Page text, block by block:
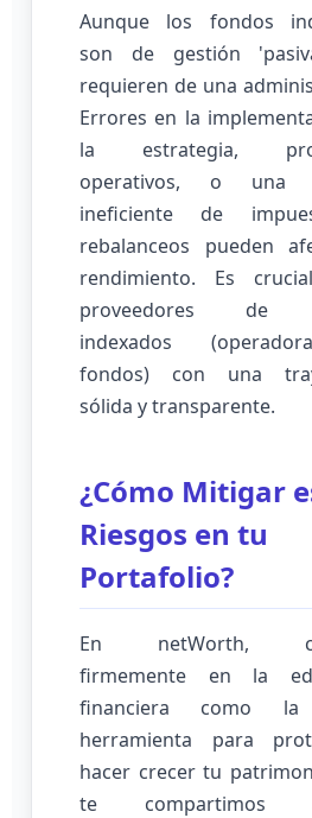
Aunque los fondos
son de gestión
requieren de una
Errores en la
la estrategia,
operativos, o una
ineficiente de
rebalanceos pueden
rendimiento. Es
proveedores de
indexados
fondos) con una
sólida y transparente.
¿Cómo Mitigar
Riesgos en tu
Portafolio?
En netWorth,
firmemente en la
financiera como la
herramienta para
hacer crecer tu
te compartimos